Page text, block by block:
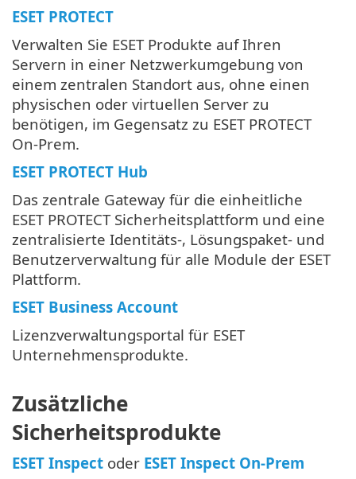
ESET PROTECT
Verwalten Sie ESET Produkte auf Ihren
Servern in einer Netzwerkumgebung von
einem zentralen Standort aus, ohne einen
physischen oder virtuellen Server zu
benötigen, im Gegensatz zu ESET PROTECT
On-Prem.
ESET PROTECT Hub
Das zentrale Gateway für die einheitliche
ESET PROTECT Sicherheitsplattform und eine
zentralisierte Identitäts-, Lösungspaket- und
Benutzerverwaltung für alle Module der ESET
Plattform.
ESET Business Account
Lizenzverwaltungsportal für ESET
Unternehmensprodukte.
Zusätzliche
Sicherheitsprodukte
ESET Inspect oder ESET Inspect On-Prem